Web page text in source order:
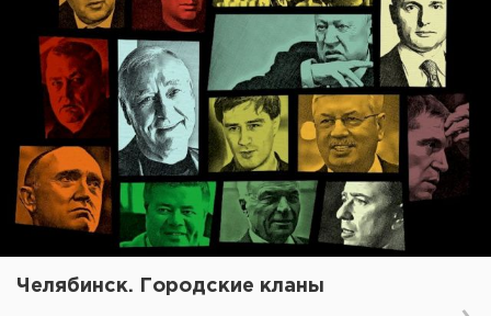
Челябинск. Городские кланы